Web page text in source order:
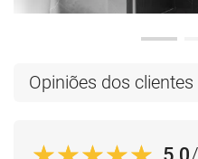
Opiniões dos clientes